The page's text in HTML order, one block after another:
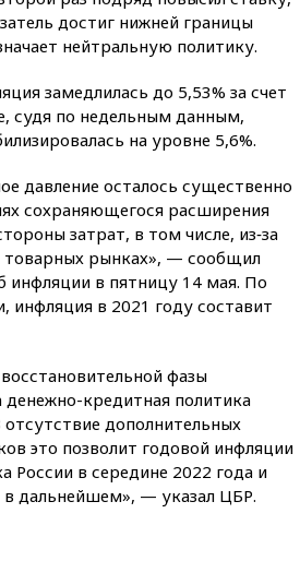
достиг нижней границы
нейтральную политику.
замедлилась до 5,53% за счет
судя по недельным данным,
на уровне 5,6%.
давление осталось существенно
сохраняющегося расширения
затрат, в том числе, из‐за
товарных рынках», — сообщил
в пятницу 14 мая. По
инфляция в 2021 году составит
фазы
денежно-кредитная политика
дополнительных
это позволит годовой инфляции
России в середине 2022 года и
в дальнейшем», — указал ЦБР.